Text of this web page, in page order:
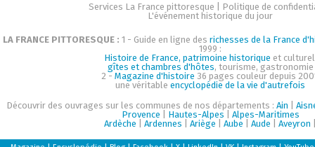
Services La France pittoresque
Politique de
L'événement historique du jour
LA FRANCE PITTORESQUE : 1 - Guide en ligne des richesses de la France
1999 :
Histoire de France, patrimoine historique et
gîtes et chambres d'hôtes, tourisme, gastronomie
2 - Magazine d'histoire 36 pages couleur depuis
une véritableencyclopédie de la vie d'autrefois
Découvrir des ouvrages sur les communes de nos départements :Ain |
Provence
Hautes-Alpes
Alpes-Maritimes
Ardèche |Ardennes |Ariège |Aube |Aude |Aveyron